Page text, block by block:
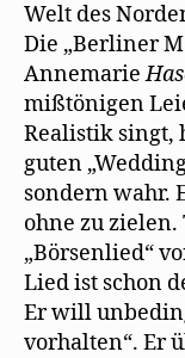
Welt des
Die „Berliner
Annemarie
mißtönigen
Realistik singt,
guten
sondern wahr.
ohne zu
„Börsenlied“
Lied ist schon
Er will
vorhalten“. Er